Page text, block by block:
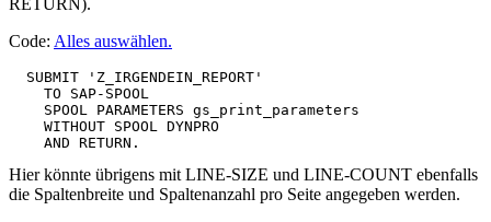
Code: Alles auswählen.
  SUBMIT 'Z_IRGENDEIN_REPORT'
    TO SAP-SPOOL
    SPOOL PARAMETERS gs_print_parameters
    WITHOUT SPOOL DYNPRO
Hier könnte übrigens mit LINE-SIZE und LINE-COUNT ebenfalls
die Spaltenbreite und Spaltenanzahl pro Seite angegeben werden.